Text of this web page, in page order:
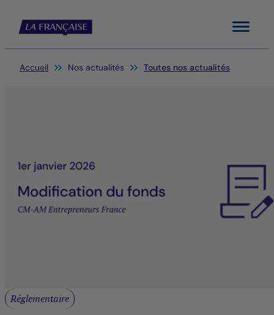
Menu
Vous êtes ici:
Accueil Nos actualités Toutes nos actualités
Réglementaire